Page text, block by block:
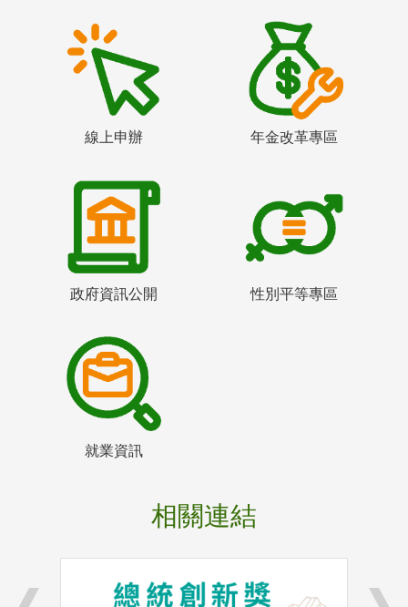
線上申辦 年金改革專區
政府資訊公開 性別平等專區
就業資訊
相關連結